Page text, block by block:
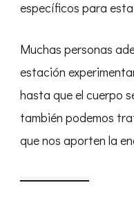
específicos para
Muchas personas
estación
hasta que el cuerpo
también podemos
que nos aporten la